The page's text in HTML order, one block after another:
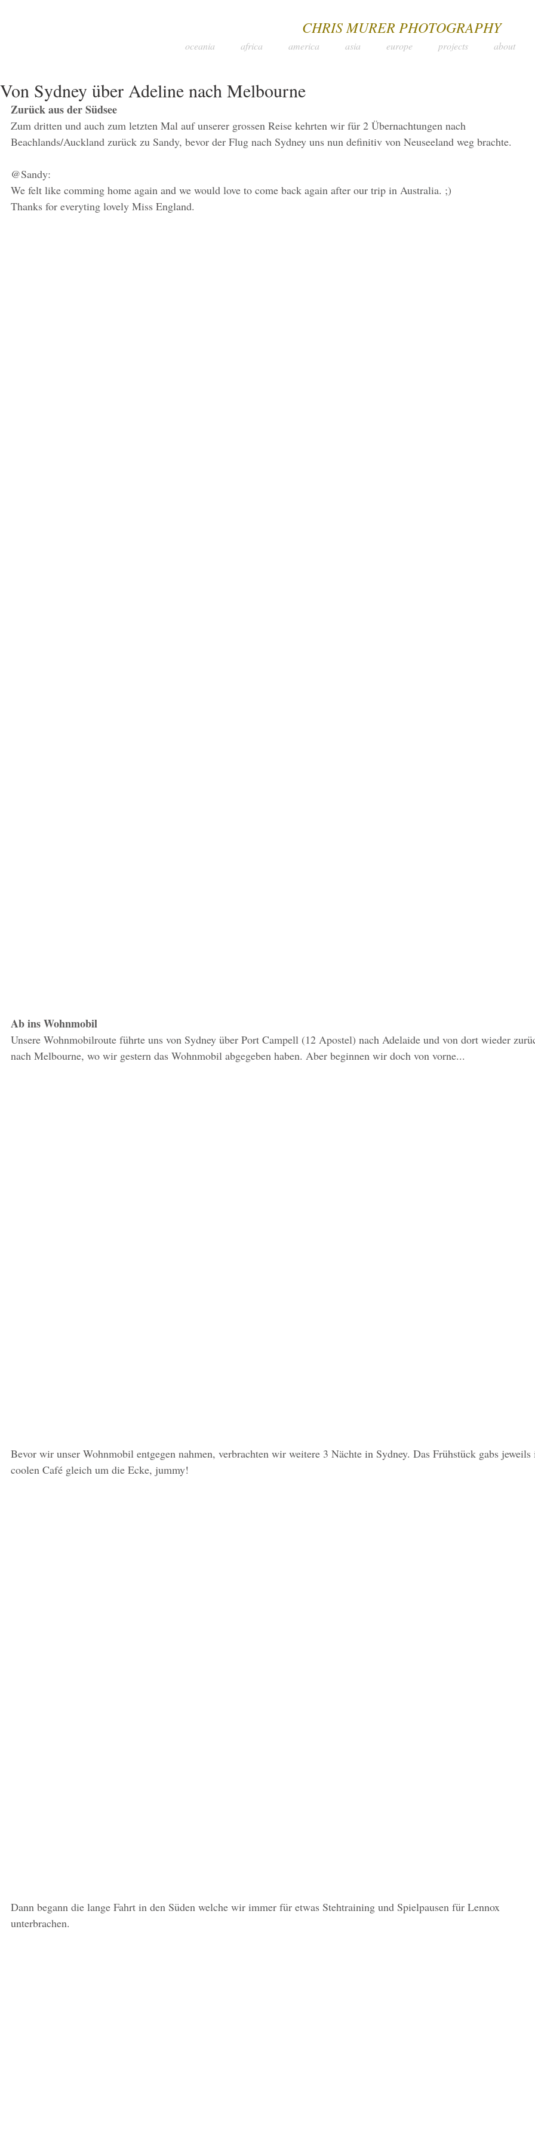
CHRIS MURER PHOTOGRAPHY
oceania africa america asia europe projects about
Von Sydney über Adeline nach Melbourne
Zurück aus der Südsee
Zum dritten und auch zum letzten Mal auf unserer grossen Reise kehrten wir für 2 Übernachtungen nach
Beachlands/Auckland zurück zu Sandy, bevor der Flug nach Sydney uns nun definitiv von Neuseeland weg brachte.
@Sandy:
We felt like comming home again and we would love to come back again after our trip in Australia. ;)
Thanks for everyting lovely Miss England.
Ab ins Wohnmobil
Unsere Wohnmobilroute führte uns von Sydney über Port Campell (12 Apostel) nach Adelaide und von dort wieder
nach Melbourne, wo wir gestern das Wohnmobil abgegeben haben. Aber beginnen wir doch von vorne...
Bevor wir unser Wohnmobil entgegen nahmen, verbrachten wir weitere 3 Nächte in Sydney. Das Frühstück gabs
coolen Café gleich um die Ecke, jummy!
Dann begann die lange Fahrt in den Süden welche wir immer für etwas Stehtraining und Spielpausen für Lennox
unterbrachen.